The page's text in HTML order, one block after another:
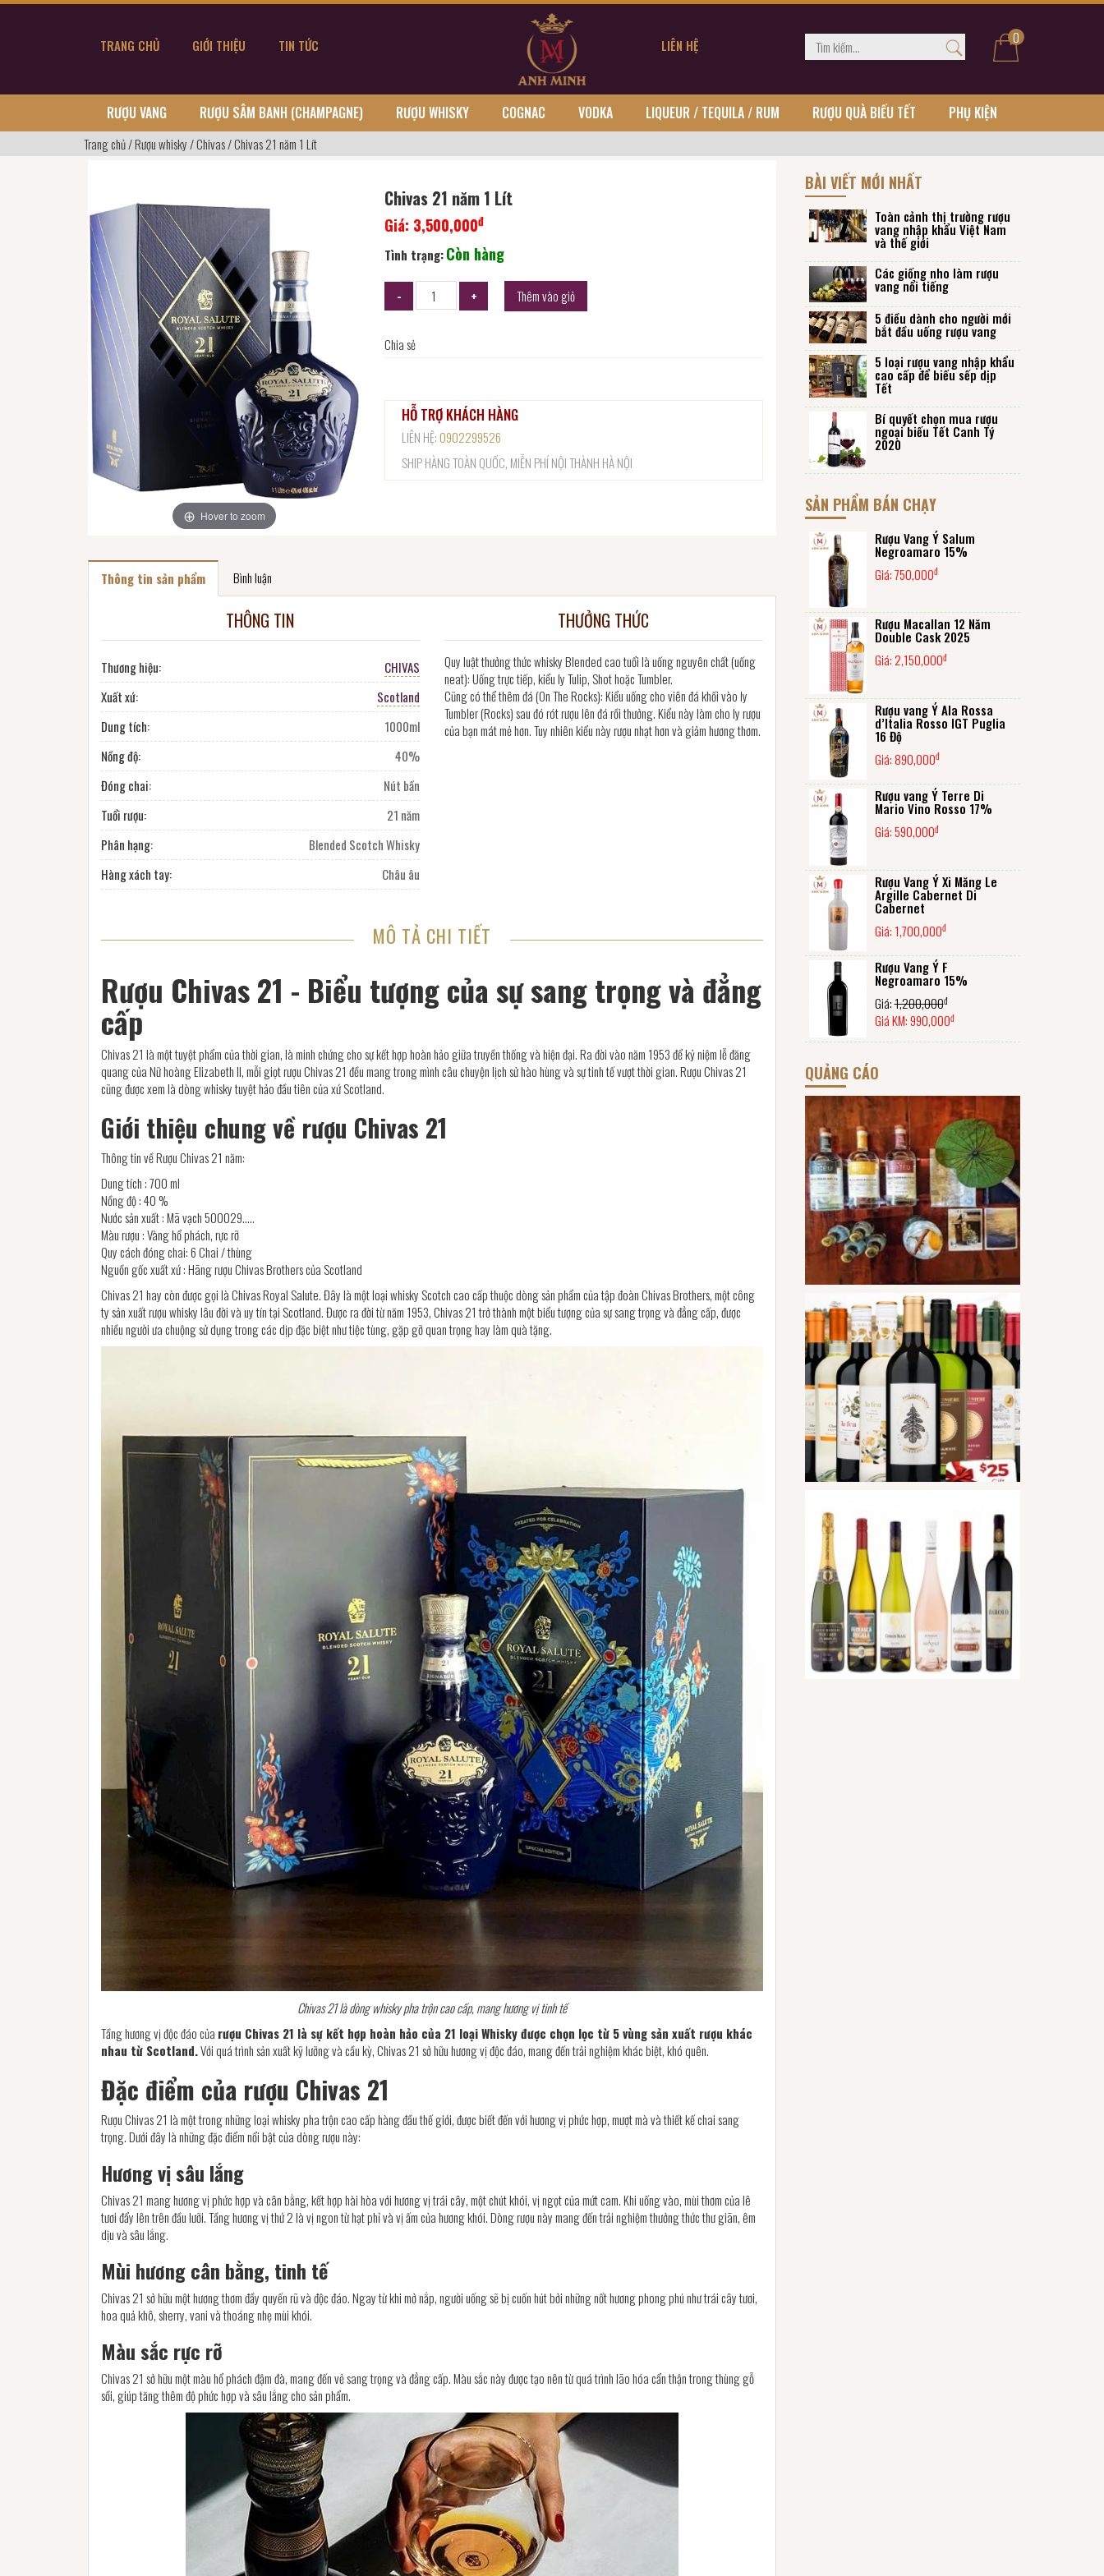
TRANG CHỦ GIỚI THIỆU TIN TỨC LIÊN HỆ 0
RƯỢU VANG RƯỢU SÂM BANH (CHAMPAGNE) RƯỢU WHISKY COGNAC VODKA LIQUEUR / TEQUILA / RUM RƯỢU QUÀ BIẾU TẾT PHỤ KIỆN
Trang chủ/Rượu whisky/Chivas/Chivas 21 năm 1 Lít
Hover to zoom
Chivas 21 năm 1 Lít
Giá: 3,500,000đ
Tình trạng:Còn hàng
Thêm vào giỏ
Chia sẻ
HỖ TRỢ KHÁCH HÀNG
LIÊN HỆ:0902299526
SHIP HÀNG TOÀN QUỐC, MIỄN PHÍ NỘI THÀNH HÀ NỘI
Thông tin sản phẩm Bình luận
THÔNG TIN
Thương hiệu:
CHIVAS
Xuất xứ:
Scotland
Dung tích:
1000ml
Nồng độ:
40%
Đóng chai:
Nút bần
Tuổi rượu:
21 năm
Phân hạng:
Blended Scotch Whisky
Hàng xách tay:
Châu âu
THƯỞNG THỨC
Quy luật thưởng thức whisky Blended cao tuổi là uống nguyên chất (uống
neat): Uống trực tiếp, kiểu ly Tulip, Shot hoặc Tumbler.
Cũng có thể thêm đá (On The Rocks): Kiểu uống cho viên đá khối vào ly
Tumbler (Rocks) sau đó rót rượu lên đá rồi thưởng. Kiểu này làm cho ly rượu
của bạn mát mẻ hơn. Tuy nhiên kiểu này rượu nhạt hơn và giảm hương thơm.
MÔ TẢ CHI TIẾT
Rượu Chivas 21 - Biểu tượng của sự sang trọng và đẳng
cấp
Chivas 21 là một tuyệt phẩm của thời gian, là minh chứng cho sự kết hợp hoàn hảo giữa truyền thống và hiện đại. Ra đời vào năm 1953 để kỷ niệm lễ đăng
quang của Nữ hoàng Elizabeth II, mỗi giọt rượu Chivas 21 đều mang trong mình câu chuyện lịch sử hào hùng và sự tinh tế vượt thời gian. Rượu Chivas 21
cũng được xem là dòng whisky tuyệt hảo đầu tiên của xứ Scotland.
Giới thiệu chung về rượu Chivas 21
Thông tin về Rượu Chivas 21 năm:
Dung tích : 700 ml
Nồng độ : 40 %
Nước sản xuất : Mã vạch 500029…..
Màu rượu : Vàng hổ phách, rực rỡ
Quy cách đóng chai: 6 Chai / thùng
Nguồn gốc xuất xứ : Hãng rượu Chivas Brothers của Scotland
Chivas 21 hay còn được gọi là Chivas Royal Salute. Đây là một loại whisky Scotch cao cấp thuộc dòng sản phẩm của tập đoàn Chivas Brothers, một công
ty sản xuất rượu whisky lâu đời và uy tín tại Scotland. Được ra đời từ năm 1953, Chivas 21 trở thành một biểu tượng của sự sang trọng và đẳng cấp, được
nhiều người ưa chuộng sử dụng trong các dịp đặc biệt như tiệc tùng, gặp gỡ quan trọng hay làm quà tặng.
Chivas 21 là dòng whisky pha trộn cao cấp, mang hương vị tinh tế
Tầng hương vị độc đáo của rượu Chivas 21 là sự kết hợp hoàn hảo của 21 loại Whisky được chọn lọc từ 5 vùng sản xuất rượu khác
nhau từ Scotland.Với quá trình sản xuất kỹ lưỡng và cầu kỳ, Chivas 21 sở hữu hương vị độc đáo, mang đến trải nghiệm khác biệt, khó quên.
Đặc điểm của rượu Chivas 21
Rượu Chivas 21 là một trong những loại whisky pha trộn cao cấp hàng đầu thế giới, được biết đến với hương vị phức hợp, mượt mà và thiết kế chai sang
trọng. Dưới đây là những đặc điểm nổi bật của dòng rượu này:
Hương vị sâu lắng
Chivas 21 mang hương vị phức hợp và cân bằng, kết hợp hài hòa với hương vị trái cây, một chút khói, vị ngọt của mứt cam. Khi uống vào, mùi thơm của lê
tươi đẩy lên trên đầu lưỡi. Tầng hương vị thứ 2 là vị ngon từ hạt phỉ và vị ấm của hương khói. Dòng rượu này mang đến trải nghiệm thưởng thức thư giãn, êm
dịu và sâu lắng.
Mùi hương cân bằng, tinh tế
Chivas 21 sở hữu một hương thơm đầy quyến rũ và độc đáo. Ngay từ khi mở nắp, người uống sẽ bị cuốn hút bởi những nốt hương phong phú như trái cây tươi,
hoa quả khô, sherry, vani và thoáng nhẹ mùi khói.
Màu sắc rực rỡ
Chivas 21 sở hữu một màu hổ phách đậm đà, mang đến vẻ sang trọng và đẳng cấp. Màu sắc này được tạo nên từ quá trình lão hóa cẩn thận trong thùng gỗ
sồi, giúp tăng thêm độ phức hợp và sâu lắng cho sản phẩm.
BÀI VIẾT MỚI NHẤT
Toàn cảnh thị trường rượu
vang nhập khẩu Việt Nam
và thế giới
Các giống nho làm rượu
vang nổi tiếng
5 điều dành cho người mới
bắt đầu uống rượu vang
5 loại rượu vang nhập khẩu
cao cấp để biếu sếp dịp
Tết
Bí quyết chọn mua rượu
ngoại biếu Tết Canh Tý
2020
SẢN PHẨM BÁN CHẠY
Rượu Vang Ý Salum
Negroamaro 15%
Giá:750,000đ
Rượu Macallan 12 Năm
Double Cask 2025
Giá: 2,150,000đ
Rượu vang Ý Ala Rossa
d’Italia Rosso IGT Puglia
16 Độ
Giá:890,000đ
Rượu vang Ý Terre Di
Mario Vino Rosso 17%
Giá:590,000đ
Rượu Vang Ý Xi Măng Le
Argille Cabernet Di
Cabernet
Giá: 1,700,000đ
Rượu Vang Ý F
Negroamaro 15%
Giá:1,200,000đ
Giá KM:990,000đ
QUẢNG CÁO